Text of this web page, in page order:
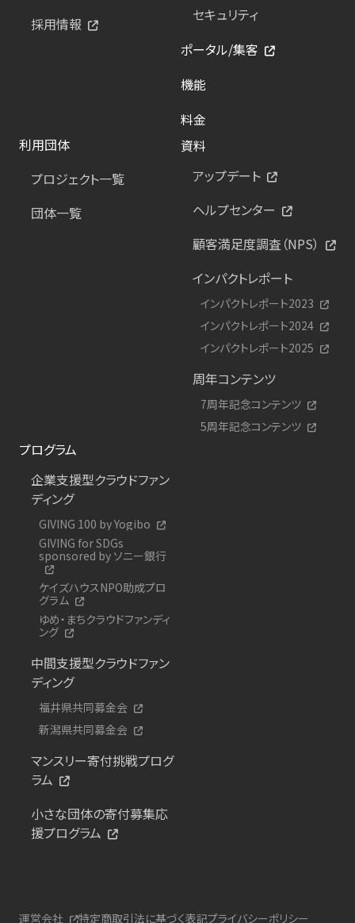
採用情報
セキュリティ
ポータル/集客
機能
料金
利用団体
プロジェクト一覧
団体一覧
資料
アップデート
ヘルプセンター
顧客満足度調査（NPS）
インパクトレポート
インパクトレポート2023
インパクトレポート2024
インパクトレポート2025
周年コンテンツ
7周年記念コンテンツ
5周年記念コンテンツ
プログラム
企業支援型クラウドファン
ディング
GIVING 100 by Yogibo
GIVING for SDGs
sponsored by ソニー銀行
ケイズハウスNPO助成プロ
グラム
ゆめ・まちクラウドファンディ
ング
中間支援型クラウドファン
ディング
福井県共同募金会
新潟県共同募金会
マンスリー寄付挑戦プログ
ラム
小さな団体の寄付募集応
援プログラム
運営会社 特定商取引法に基づく表記プライバシーポリシー